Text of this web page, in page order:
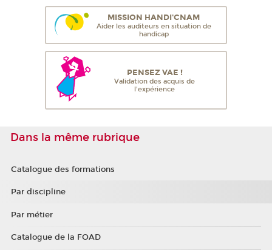
MISSION HANDI'CNAM
Aider les auditeurs en situation de
handicap
PENSEZ VAE !
Validation des acquis de
l'expérience
Dans la même rubrique
Catalogue des formations
Par discipline
Par métier
Catalogue de la FOAD